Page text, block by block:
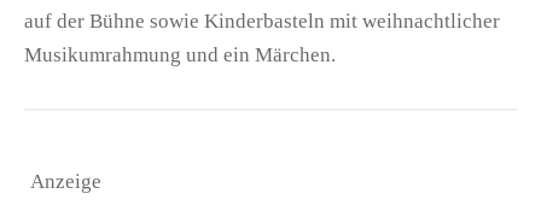
auf der Bühne sowie Kinderbasteln mit weihnachtlicher
Musikumrahmung und ein Märchen.
Anzeige